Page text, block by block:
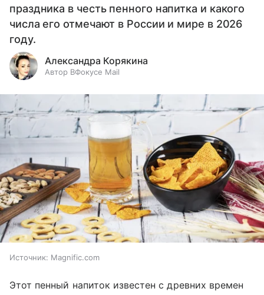
праздника в честь пенного напитка и какого
числа его отмечают в России и мире в 2026
году.
Александра Корякина
Автор ВФокусе Mail
Источник: Magnific.com
Этот пенный напиток известен с древних времен